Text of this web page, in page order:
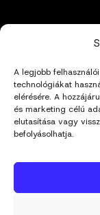
A legjobb
technológiákat
elérésére. A
és marketing célú
elutasítása vagy
befolyásolhatja.